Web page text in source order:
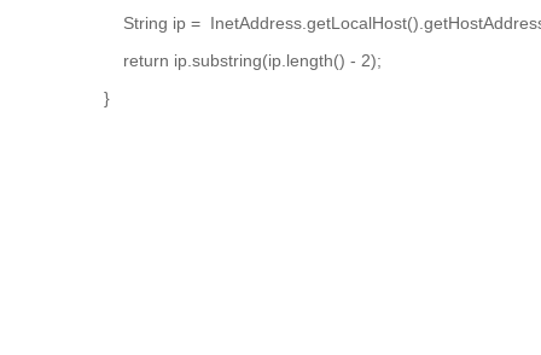
String ip =
return ip.substring(ip.length() - 2);
}